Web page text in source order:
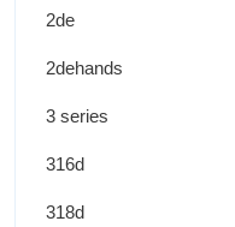
2de
2dehands
3 series
316d
318d